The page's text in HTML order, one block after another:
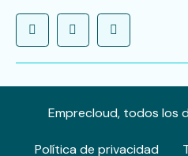
Emprecloud, todos los
Política de privacidad